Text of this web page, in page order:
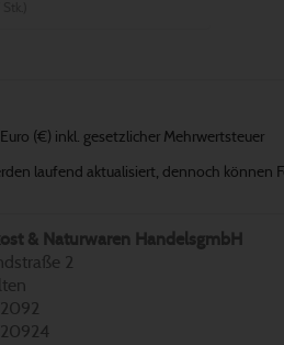
(€) inkl. gesetzlicher Mehrwertsteuer
laufend aktualisiert, dennoch können
& Naturwaren HandelsgmbH
2